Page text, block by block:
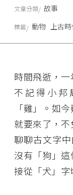
時間飛逝，
不記得小邦
「雞」。如
就要來了，
聊聊古文字
沒有「狗」
接從「犬」字
文章分類 故事
標籤 動物 上古